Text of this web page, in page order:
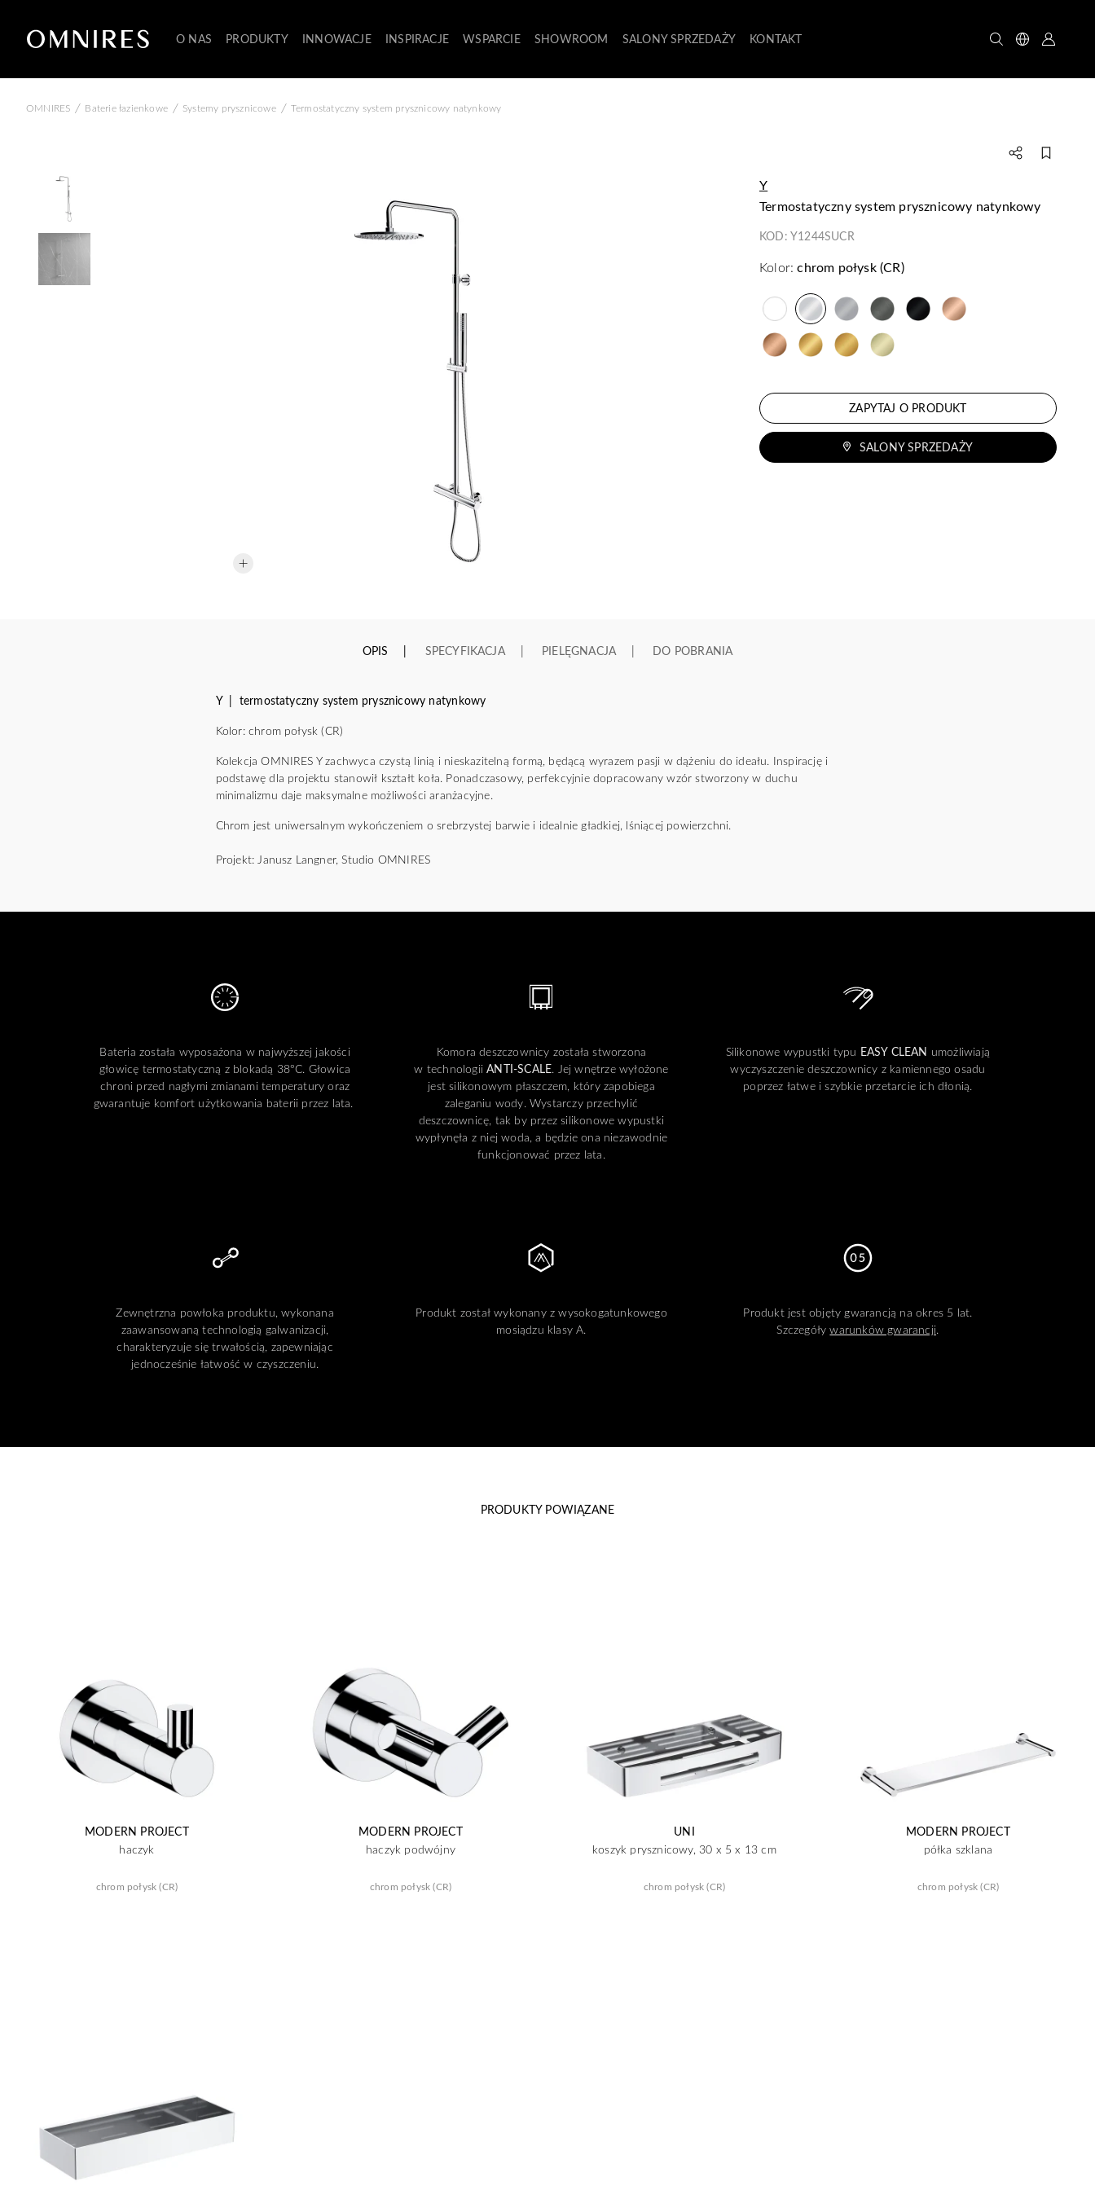
O NAS PRODUKTY INNOWACJE INSPIRACJE WSPARCIE SHOWROOM SALONY SPRZEDAŻY KONTAKT
OMNIRES / Baterie łazienkowe / Systemy prysznicowe / Termostatyczny system prysznicowy natynkowy
Y
termostatyczny system prysznicowy natynkowy
KOD: Y1244SUCR
Kolor: chrom połysk (CR)
ZAPYTAJ O PRODUKT
SALONY SPRZEDAŻY
OPIS SPECYFIKACJA PIELĘGNACJA DO POBRANIA
Y | termostatyczny system prysznicowy natynkowy
Kolor: chrom połysk (CR)
Kolekcja OMNIRES Y zachwyca czystą linią i nieskazitelną formą, będącą wyrazem pasji w dążeniu do ideału. Inspirację i
podstawę dla projektu stanowił kształt koła. Ponadczasowy, perfekcyjnie dopracowany wzór stworzony w duchu
minimalizmu daje maksymalne możliwości aranżacyjne.
Chrom jest uniwersalnym wykończeniem o srebrzystej barwie i idealnie gładkiej, lśniącej powierzchni.
Projekt: Janusz Langner, Studio OMNIRES
Bateria została wyposażona w najwyższej jakości
głowicę termostatyczną z blokadą 38°C. Głowica
chroni przed nagłymi zmianami temperatury oraz
gwarantuje komfort użytkowania baterii przez lata.
Komora deszczownicy została stworzona
w technologiiANTI-SCALE. Jej wnętrze wyłożone
jest silikonowym płaszczem, który zapobiega
zaleganiu wody. Wystarczy przechylić
deszczownicę, tak by przez silikonowe wypustki
wypłynęła z niej woda, a będzie ona niezawodnie
funkcjonować przez lata.
Silikonowe wypustki typu EASY CLEAN umożliwiają
wyczyszczenie deszczownicy z kamiennego osadu
poprzez łatwe i szybkie przetarcie ich dłonią.
Zewnętrzna powłoka produktu, wykonana
zaawansowaną technologią galwanizacji,
charakteryzuje się trwałością, zapewniając
jednocześnie łatwość w czyszczeniu.
Produkt został wykonany z wysokogatunkowego
mosiądzu klasy A.
Produkt jest objęty gwarancją na okres 5 lat.
Szczegóływarunków gwarancji.
PRODUKTY POWIĄZANE
MODERN PROJECT
haczyk
chrom połysk (CR)
MODERN PROJECT
haczyk podwójny
chrom połysk (CR)
UNI
koszyk prysznicowy, 30 x 5 x 13 cm
chrom połysk (CR)
MODERN PROJECT
półka szklana
chrom połysk (CR)